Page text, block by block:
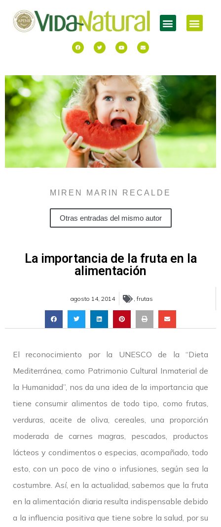
MIREN MARIN RECALDE
Otras entradas del mismo autor
La importancia de la fruta en la
alimentación
agosto 14, 2014 , frutas
El reconocimiento por la UNESCO de la “Dieta
Mediterránea, como Patrimonio Cultural Inmaterial de
la Humanidad”, nos da una idea de la importancia que
tiene consumir alimentos de todo tipo, como frutas,
verduras, aceite de oliva, cereales, una proporción
moderada de carnes magras, pescados, productos
lácteos y condimentos o especias, acompañado, todo
esto, con un poco de vino o infusiones, según sea la
costumbre. Así, en la actualidad, sabemos que la fruta
en la alimentación diaria resulta indispensable debido
a la influencia positiva que tiene sobre la salud, por su